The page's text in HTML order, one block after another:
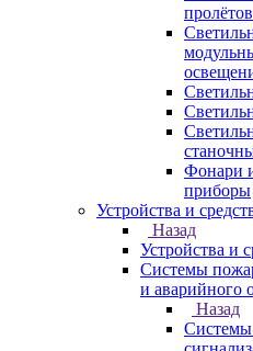
Фонари
приборы
Устройства и
Назад
Устройства и
Системы
и аварийного
Назад